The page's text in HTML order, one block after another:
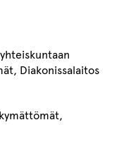
Diakonissalaitos